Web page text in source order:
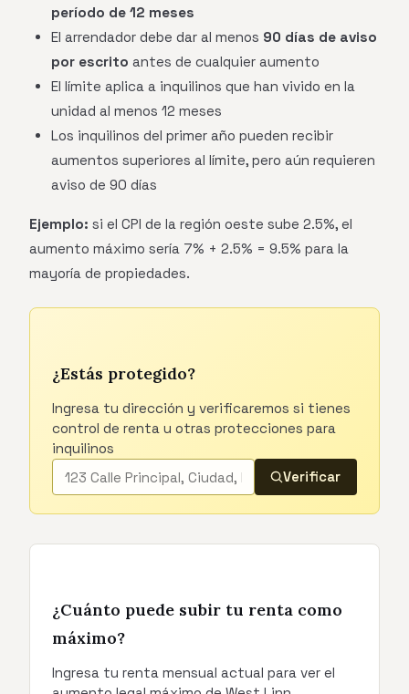
período de 12 meses
El arrendador debe dar al menos 90 días de aviso
por escrito antes de cualquier aumento
El límite aplica a inquilinos que han vivido en la
unidad al menos 12 meses
Los inquilinos del primer año pueden recibir
aumentos superiores al límite, pero aún requieren
aviso de 90 días
Ejemplo: si el CPI de la región oeste sube 2.5%, el
aumento máximo sería 7% + 2.5% = 9.5% para la
mayoría de propiedades.
¿Estás protegido?
Ingresa tu dirección y verificaremos si tienes
control de renta u otras protecciones para
inquilinos
Verificar
¿Cuánto puede subir tu renta como
máximo?
Ingresa tu renta mensual actual para ver el